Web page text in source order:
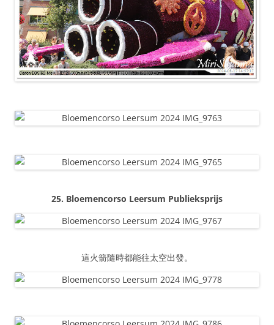
25. Bloemencorso Leersum Publieksprijs
這火箭隨時都能往太空出發。